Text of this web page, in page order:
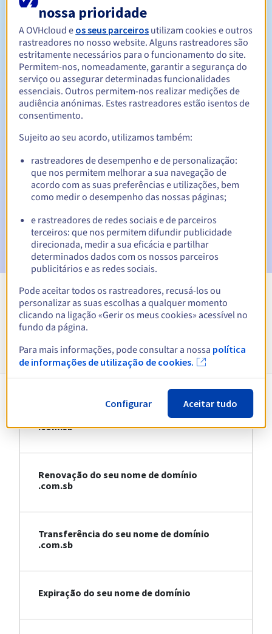
Período de renovação Entre 1 e 5 anos
Período de redenção 30 dias
Notificações automáticas:
60, 30, 15, 7 e 3 dias antes da data de
expiração
E-mail no dia da expiraçãopara notificar a suspensão do
nome de domínio
E-mail após o Redemption Grace Periodpara notificar a
eliminação do nome de domínio
Ver todas as extensões
Informações sobre .com.sb
Registo do seu nome de domínio
.com.sb
Renovação do seu nome de domínio
.com.sb
Transferência do seu nome de domínio
.com.sb
Expiração do seu nome de domínio
nossa prioridade
A OVHcloud e os seus parceiros utilizam cookies e outros
rastreadores no nosso website. Alguns rastreadores são
estritamente necessários para o funcionamento do site.
Permitem-nos, nomeadamente, garantir a segurança do
serviço ou assegurar determinadas funcionalidades
essenciais. Outros permitem-nos realizar medições de
audiência anónimas. Estes rastreadores estão isentos de
consentimento.
Sujeito ao seu acordo, utilizamos também:
rastreadores de desempenho e de personalização:
que nos permitem melhorar a sua navegação de
acordo com as suas preferências e utilizações, bem
como medir o desempenho das nossas páginas;
e rastreadores de redes sociais e de parceiros
terceiros: que nos permitem difundir publicidade
direcionada, medir a sua eficácia e partilhar
determinados dados com os nossos parceiros
publicitários e as redes sociais.
Pode aceitar todos os rastreadores, recusá-los ou
personalizar as suas escolhas a qualquer momento
clicando na ligação «Gerir os meus cookies» acessível no
fundo da página.
Para mais informações, pode consultar a nossa política
de informações de utilização de cookies.
Configurar Aceitar tudo